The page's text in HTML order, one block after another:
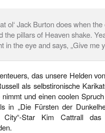
ol‘ Jack Burton does when
the pillars of Heaven shake.
in the eye and says, „Give me
das unsere Helden
als selbstironische
und einen coolen
in „Die Fürsten der
Star Kim Cattrall das